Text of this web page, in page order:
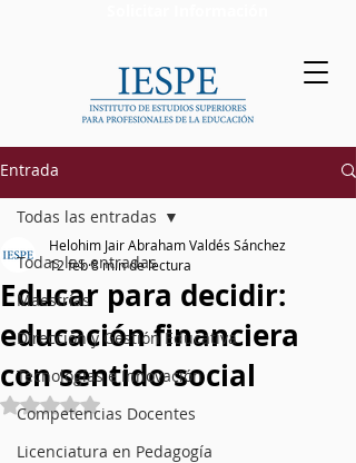
Entrada
Todas las entradas
Maestrías
Dirección y Gestión Educativa
Tecnologías e Innovación
Competencias Docentes
Licenciatura en Pedagogía
Todas las entradas
Educar para decidir:
educación financiera
con sentido social
Helohim Jair Abraham Valdés Sánchez
12 feb8 min de lectura
Obtuvo NaN de 5 estrellas.